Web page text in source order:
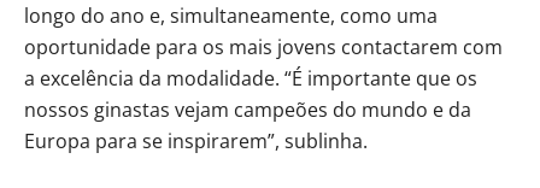
longo do ano e, simultaneamente, como uma
oportunidade para os mais jovens contactarem com
a excelência da modalidade. “É importante que os
nossos ginastas vejam campeões do mundo e da
Europa para se inspirarem”, sublinha.